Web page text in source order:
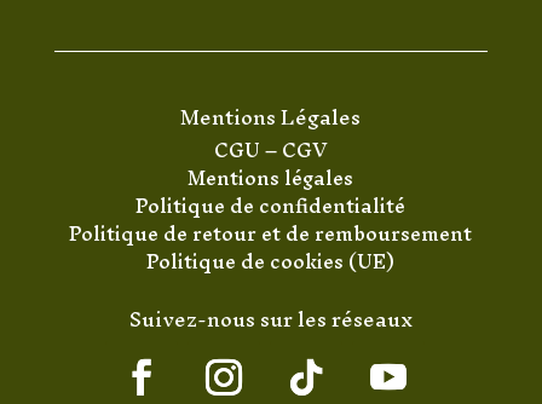
Mentions Légales
CGU–CGV
Mentions légales
Politique de confidentialité
Politique de retour et de remboursement
Politique de cookies (UE)
Suivez-nous sur les réseaux